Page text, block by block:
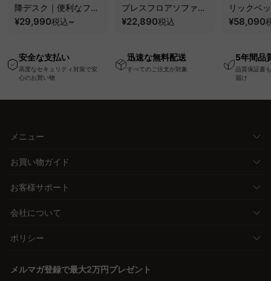
降デスク｜便利なフッ
ク・コンセント・
ー機能搭載ワークデス
ク
¥29,990税込~
プレスフロアソファ｜
圧縮梱包で搬入しやす
ァ
¥22,890税込
リックベ
要で組み
¥58,090
安全な支払い
高度なセキュリティ対策で安
心のお買い物
迅速な無料配送
すべてのご注文が対象
5年間品
品質保証書
届け
メニュー
お買い物ガイド
お客様サポート
会社について
ポリシー
メルマガ登録で最大2万円プレゼント